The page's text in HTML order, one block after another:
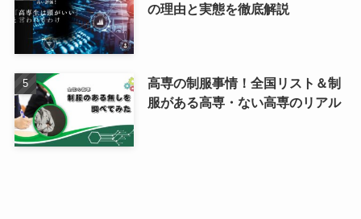
の理由と実態を徹底解説
高専の制服事情！全国リスト＆制
服がある高専・ない高専のリアル